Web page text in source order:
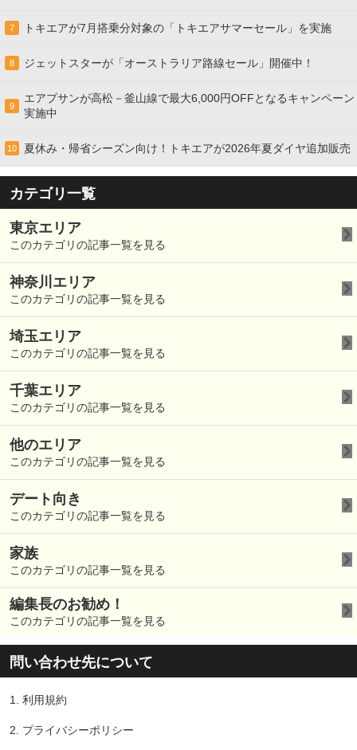
7 トキエアが7月搭乗分対象の「トキエアサマーセール」を実施
8 ジェットスターが「オーストラリア路線セール」開催中！
9
エアプサンが高松－釜山線で最大6,000円OFFとなるキャンペーン
実施中
10 夏休み・帰省シーズン向け！トキエアが2026年夏ダイヤ追加販売
カテゴリ一覧
東京エリア
このカテゴリの記事一覧を見る
神奈川エリア
このカテゴリの記事一覧を見る
埼玉エリア
このカテゴリの記事一覧を見る
千葉エリア
このカテゴリの記事一覧を見る
他のエリア
このカテゴリの記事一覧を見る
デート向き
このカテゴリの記事一覧を見る
家族
このカテゴリの記事一覧を見る
編集長のお勧め！
このカテゴリの記事一覧を見る
問い合わせ先について
1. 利用規約
2. プライバシーポリシー